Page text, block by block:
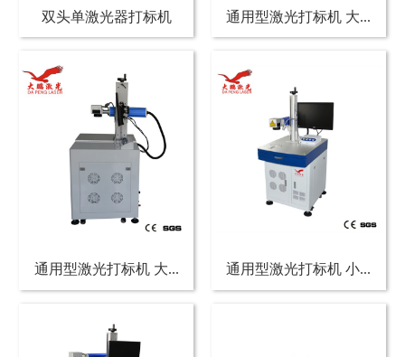
双头单激光器打标机 通用型激光打标机 大...
通用型激光打标机 大... 通用型激光打标机 小...